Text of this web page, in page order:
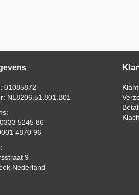
01085872
NL8206.51.801.B01
5245 86
4870 96
9
Nederland